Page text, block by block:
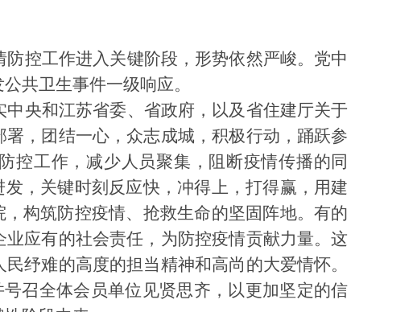
控工作进入关键阶段，形势依然严峻。党中
共卫生事件一级响应。
央和江苏省委、省政府，以及省住建厅关于
，团结一心，众志成城，积极行动，踊跃参
控工作，减少人员聚集，阻断疫情传播的同
，关键时刻反应快，冲得上，打得赢，用建
构筑防控疫情、抢救生命的坚固阵地。有的
应有的社会责任，为防控疫情贡献力量。这
纾难的高度的担当精神和高尚的大爱情怀。
召全体会员单位见贤思齐，以更加坚定的信